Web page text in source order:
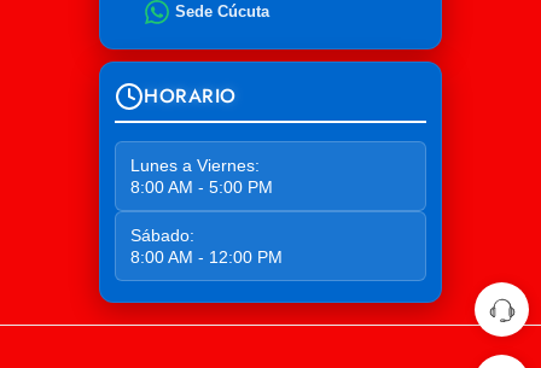
Sede Cúcuta
HORARIO
Lunes a Viernes:
8:00 AM - 5:00 PM
Sábado:
8:00 AM - 12:00 PM